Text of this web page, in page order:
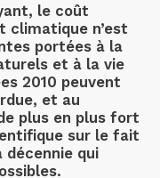
le coût
climatique n’est
portées à la
et à la vie
2010 peuvent
et au
plus en plus fort
sur le fait
décennie qui